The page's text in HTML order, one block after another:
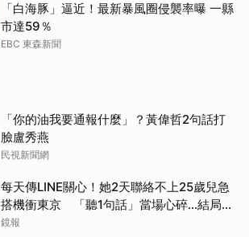
「白海豚」逼近！最新暴風圈侵襲率曝 一縣
市達59％
EBC 東森新聞
「你的油我要通報什麼」？黃偉哲2句話打
臉盧秀燕
民視新聞網
每天傳LINE關心！她2天聯絡不上25歲兒急
搭機衝東京 「聽1句話」當場心碎...結局看
哭網
鏡報